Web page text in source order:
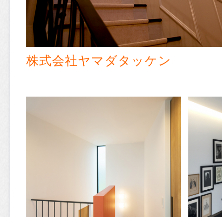
株式会社ヤマダタッケン